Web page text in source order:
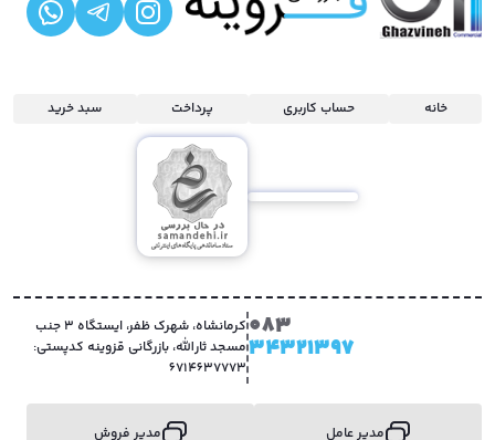
خانه حساب کاربری پرداخت سبد خرید
083
34321397
کرمانشاه، شهرک ظفر، ایستگاه 3 جنب
مسجد ثارالله، بازرگانی قزوینه کدپستی:
6714637773
مدیر عامل مدیر فروش